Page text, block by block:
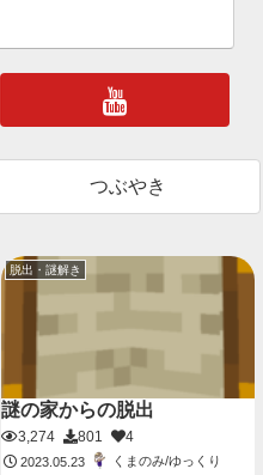
つぶやき
脱出・謎解き
謎の家からの脱出
3,274 801 4
2023.05.23
くまのみ/ゆっくり